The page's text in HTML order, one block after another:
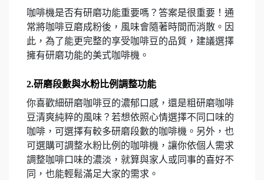
咖啡機是否有研磨功能重要嗎？答案是很重要！通
常將咖啡豆磨成粉後，風味會隨著時間而消散。因
此，為了能更完整的享受咖啡豆的品質，建議選擇
擁有研磨功能的美式咖啡機。
2.研磨段數與水粉比例調整功能
你喜歡細研磨咖啡豆的濃郁口感，還是粗研磨咖啡
豆清爽純粹的風味？若想依照心情選擇不同口味的
咖啡，可選擇有較多研磨段數的咖啡機。另外，也
可選購可調整水粉比例的咖啡機，讓你依個人需求
調整咖啡口味的濃淡，就算與家人或同事的喜好不
同，也能輕鬆滿足大家的需求。